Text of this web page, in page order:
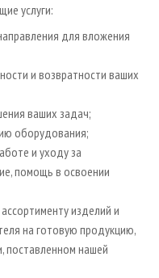
услуги:
для вложения
и возвратности ваших
ваших задач;
оборудования;
и уходу за
помощь в освоении
изделий и
на готовую продукцию,
поставленном нашей